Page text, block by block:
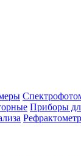
Приборы